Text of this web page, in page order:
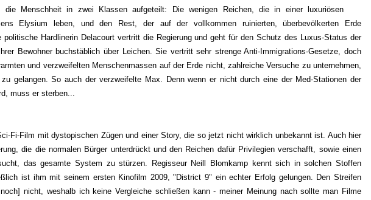
Menschheit in zwei Klassen aufgeteilt: Die wenigen Reichen, die in einer luxuriösen
Elysium leben, und den Rest, der auf der vollkommen ruinierten, überbevölkerten Erde
politische Hardlinerin Delacourt vertritt die Regierung und geht für den Schutz des Luxus-Status der
Bewohner buchstäblich über Leichen. Sie vertritt sehr strenge Anti-Immigrations-Gesetze, doch
und verzweifelten Menschenmassen auf der Erde nicht, zahlreiche Versuche zu unternehmen,
gelangen. So auch der verzweifelte Max. Denn wenn er nicht durch eine der Med-Stationen der
muss er sterben...
Fi-Film mit dystopischen Zügen und einer Story, die so jetzt nicht wirklich unbekannt ist. Auch hier
die die normalen Bürger unterdrückt und den Reichen dafür Privilegien verschafft, sowie einen
das gesamte System zu stürzen. Regisseur Neill Blomkamp kennt sich in solchen Stoffen
ist ihm mit seinem ersten Kinofilm 2009, "District 9" ein echter Erfolg gelungen. Den Streifen
nicht, weshalb ich keine Vergleiche schließen kann - meiner Meinung nach sollte man Filme